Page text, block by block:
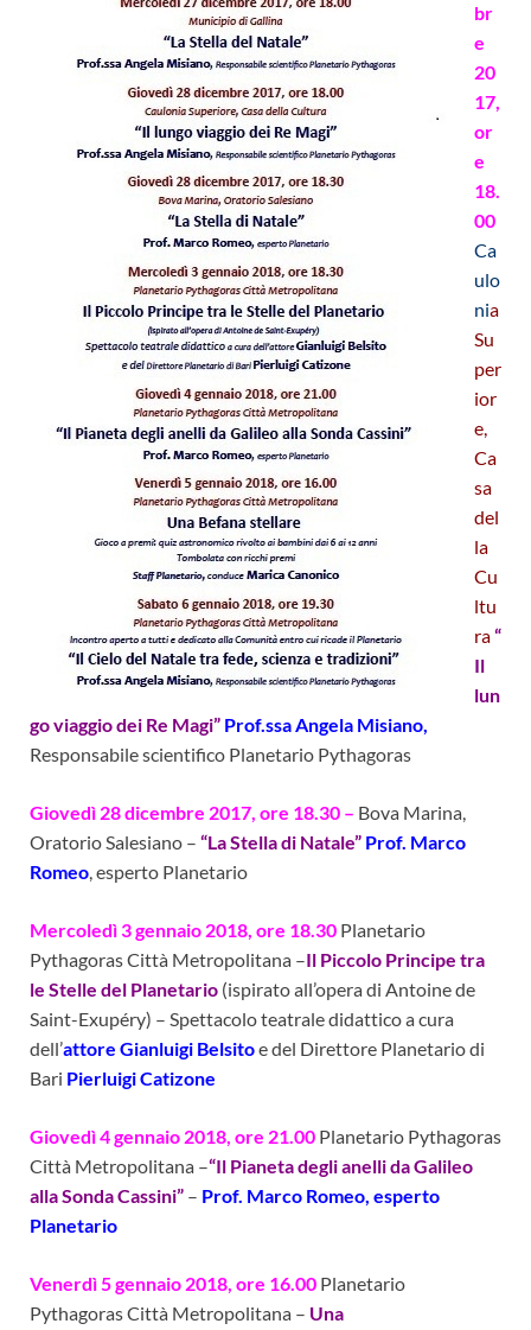
br
e
20
17,
or
e
18.
00
Ca
ulo
nia
Su
per
ior
e,
Ca
sa
del
la
Cu
ltu
ra“
Il
lun
go viaggio dei Re Magi” Prof.ssa Angela Misiano,
Responsabile scientifico Planetario Pythagoras
Giovedì 28 dicembre 2017, ore 18.30 – Bova Marina,
Oratorio Salesiano – “La Stella di Natale” Prof. Marco
Romeo, esperto Planetario
Mercoledì 3 gennaio 2018, ore 18.30 Planetario
Pythagoras Città Metropolitana –Il Piccolo Principe tra
le Stelle del Planetario (ispirato all’opera di Antoine de
Saint-Exupéry) – Spettacolo teatrale didattico a cura
dell’attore Gianluigi Belsitoe del Direttore Planetario di
Bari Pierluigi Catizone
Giovedì 4 gennaio 2018, ore 21.00 Planetario Pythagoras
Città Metropolitana –“Il Pianeta degli anelli da Galileo
alla Sonda Cassini” – Prof. Marco Romeo, esperto
Planetario
Venerdì 5 gennaio 2018, ore 16.00 Planetario
Pythagoras Città Metropolitana – Una